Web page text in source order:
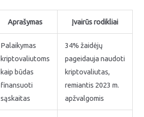
Aprašymas Įvairūs rodikliai
Palaikymas
kriptovaliutoms
kaip būdas
finansuoti
sąskaitas
34% žaidėjų
pageidauja naudoti
kriptovaliutas,
remiantis 2023 m.
apžvalgomis